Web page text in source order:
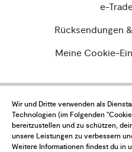
e-
Rücksendungen
Meine Cookie-
Möchtest du über
dem Laufenden
Abonniere den
Wir und Dritte verwenden als
Technologien (im Folgenden
bereitzustellen und zu schützen,
unsere Leistungen zu verbessern
Weitere Informationen findest du in